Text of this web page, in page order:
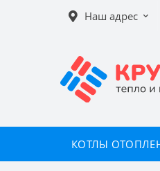
Наш адрес
КОТЛЫ